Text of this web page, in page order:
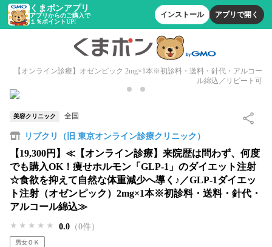
くまポンアプリ
アプリからのご購入で
１％ポイントUP!
インストール アプリで開く
【オンライン診療】オゼンピック 2mg×1本※初診料・送料・針代・アルコー
ル綿込／リピート可
美容クリニック 全国
リブクリ（旧 東京オンライン診療クリニック）
【19,300円】≪【オンライン診療】来院歴は問わず、何度
でも購入OK！痩せホルモン「GLP-1」のダイエット注射
☆食欲を抑えて自然な体重減少へ導く♪／GLP-1ダイエッ
ト注射（オゼンピック）2mg×1本※初診料・送料・針代・
アルコール綿込≫
★★★★★
★★★★★
★★★★★ 0.0 （0件）
男女ＯＫ